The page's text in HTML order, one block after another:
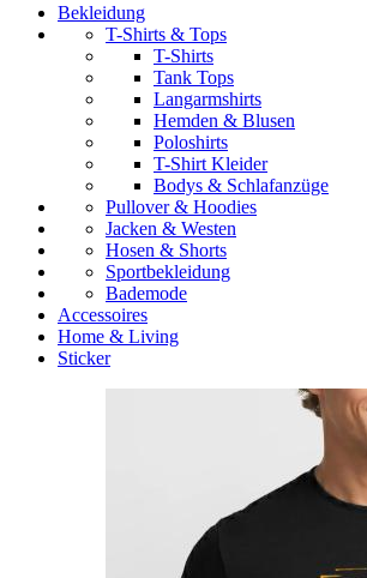
Bekleidung
T-Shirts & Tops
T-Shirts
Tank Tops
Langarmshirts
Hemden & Blusen
Poloshirts
T-Shirt Kleider
Bodys & Schlafanzüge
Pullover & Hoodies
Jacken & Westen
Hosen & Shorts
Sportbekleidung
Bademode
Accessoires
Home & Living
Sticker